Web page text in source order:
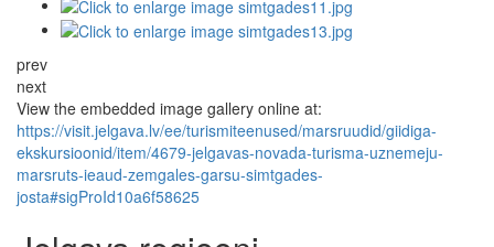
prev
next
View the embedded image gallery online at:
https://visit.jelgava.lv/ee/turismiteenused/marsruudid/giidiga-
ekskursioonid/item/4679-jelgavas-novada-turisma-uznemeju-
marsruts-ieaud-zemgales-garsu-simtgades-
josta#sigProId10a6f58625